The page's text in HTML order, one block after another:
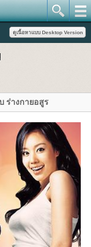
ร่างกายอสูร